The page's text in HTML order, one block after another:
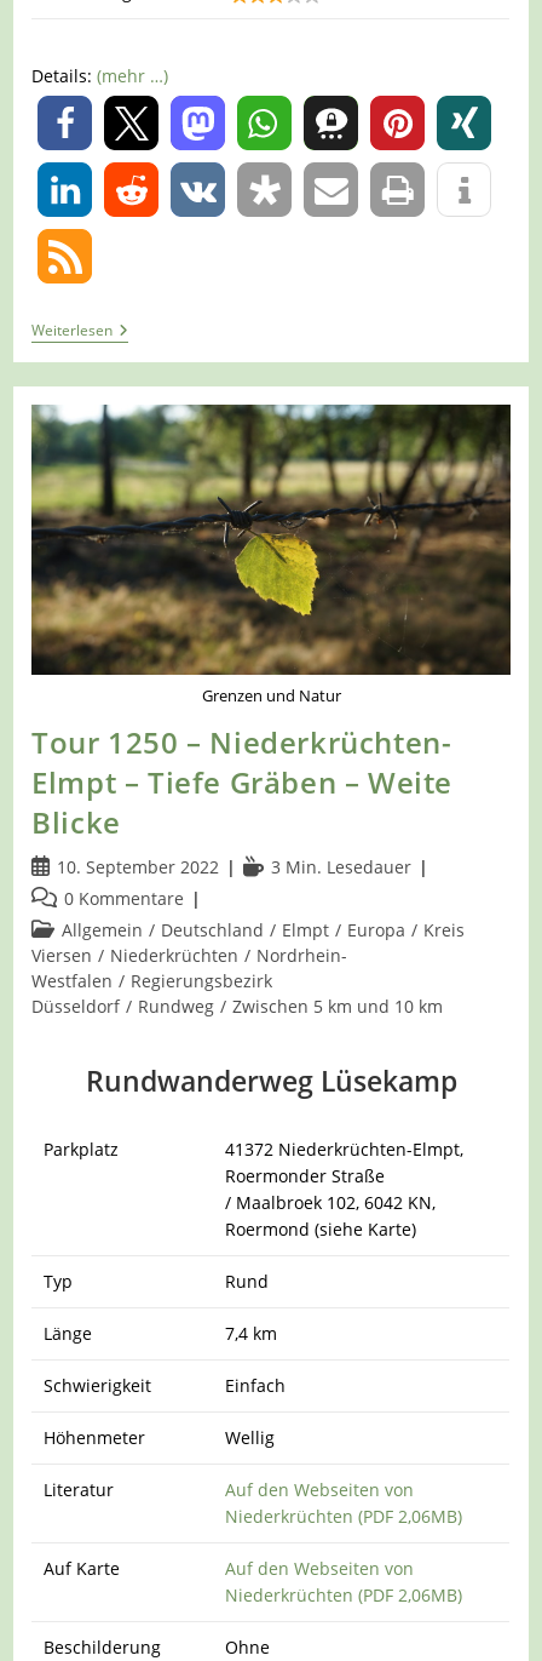
Details:(mehr …)
0
0
WeiterlesenTour
1259
–
Brüggen
–
Niederkrüchten
Geschichte
Erleben
–
Brüggen
1/4
Grenzen und Natur
Tour 1250 – Niederkrüchten-
Elmpt – Tiefe Gräben – Weite
Blicke
Beitrag
veröffentlicht:
10. September 2022 Lesedauer:
3 Min. Lesedauer
Beitrags-
Kommentare:
0 Kommentare
Beitrags-
Kategorie:
Allgemein / Deutschland / Elmpt / Europa / Kreis
Viersen / Niederkrüchten / Nordrhein-
Westfalen / Regierungsbezirk
Düsseldorf / Rundweg / Zwischen 5 km und 10 km
Rundwanderweg Lüsekamp
Parkplatz
41372 Niederkrüchten-Elmpt,
Roermonder Straße
/ Maalbroek 102, 6042 KN,
Roermond (siehe Karte)
Typ Rund
Länge 7,4 km
Schwierigkeit Einfach
Höhenmeter Wellig
Literatur
Auf den Webseiten von
Niederkrüchten (PDF 2,06MB)
Auf Karte
Auf den Webseiten von
Niederkrüchten (PDF 2,06MB)
Beschilderung Ohne